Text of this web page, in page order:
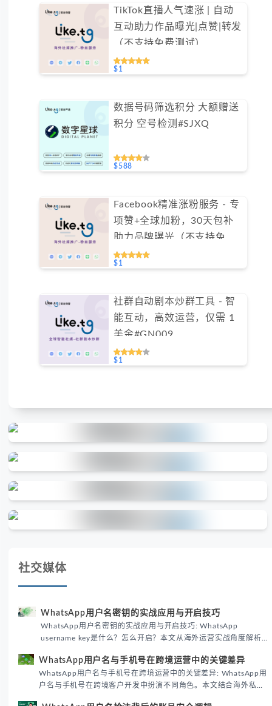
TikTok直播人气速涨 | 自动
互动助力作品曝光|点赞|转发
（不支持免费测试）
$1
数据号码筛选积分 大额赠送
积分 空号检测#SJXQ
$588
Facebook精准涨粉服务 - 专
项赞+全球加粉，30天包补
助力品牌曝光（不支持免费
测试）
$1
社群自动剧本炒群工具 - 智
能互动，高效运营，仅需 1
美金#GN009
$1
社交媒体
WhatsApp用户名密钥的实战应用与开启技巧
WhatsApp用户名密钥的实战应用与开启技巧: WhatsApp
username key是什么？怎么开启？本文从海外运营实战角度解析
境团队高效触达目标客户。
WhatsApp用户名与手机号在跨境运营中的关键差异
WhatsApp用户名与手机号在跨境运营中的关键差异: WhatsApp用
户名与手机号在跨境客户开发中扮演不同角色。本文结合海外私域